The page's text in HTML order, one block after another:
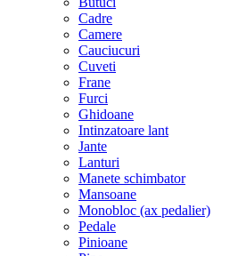
Cadre
Camere
Cauciucuri
Cuveti
Frane
Furci
Ghidoane
Intinzatoare lant
Jante
Lanturi
Manete schimbator
Mansoane
Monobloc (ax pedalier)
Pedale
Pinioane